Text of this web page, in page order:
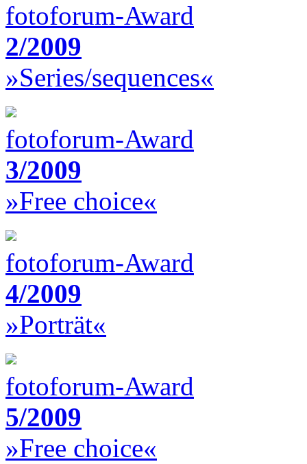
fotoforum-Award
2/2009
»Series/sequences«
fotoforum-Award
3/2009
»Free choice«
fotoforum-Award
4/2009
»Porträt«
fotoforum-Award
5/2009
»Free choice«